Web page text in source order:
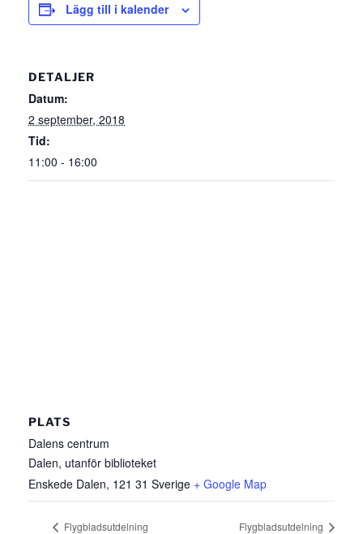
Lägg till i kalender
DETALJER
Datum:
2 september, 2018
Tid:
11:00 - 16:00
PLATS
Dalens centrum
Dalen, utanför biblioteket
Enskede Dalen, 121 31 Sverige + Google Map
Flygbladsutdelning Flygbladsutdelning